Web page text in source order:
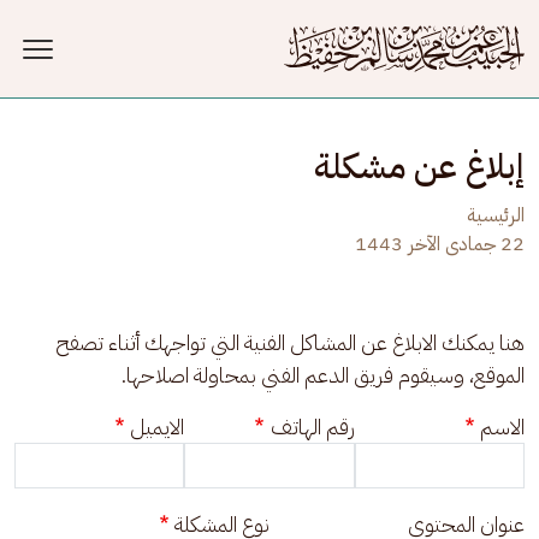
إبلاغ عن مشكلة
الرئيسية
22 جمادى الآخر 1443
هنا يمكنك الابلاغ عن المشاكل الفنية التي تواجهك أثناء تصفح
الموقع، وسيقوم فريق الدعم الفني بمحاولة اصلاحها.
الاسم
رقم الهاتف الايميل
عنوان المحتوى نوع المشكلة